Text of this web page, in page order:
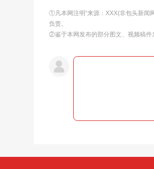
①凡本网注明“来源：XXX(非包头新闻
负责。
②鉴于本网发布的部分图文、视频稿件